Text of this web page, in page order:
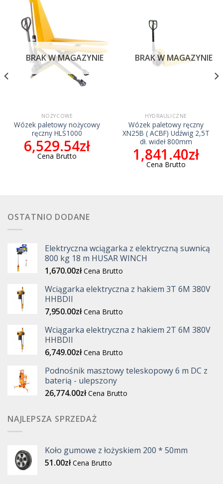
BRAK W MAGAZYNIE
NOŻYCOWE
Wózek paletowy nożycowy
ręczny HLS1000
6,529.54zł
Cena Brutto
BRAK W MAGAZYNIE
HYDRAULICZNE
Wózek paletowy ręczny
XN25B ( ACBF) Udźwig 2,5T
dł. wideł 800mm
1,841.40zł
Cena Brutto
OSTATNIO DODANE
Elektryczna wciągarka z elektryczną suwnicą
800 kg 18 m HUSAR WINCH
1,670.00zł Cena Brutto
Wciągarka elektryczna z hakiem 3T 6M 380V
HHBDII
7,950.00zł Cena Brutto
Wciągarka elektryczna z hakiem 2T 6M 380V
HHBDII
6,749.00zł Cena Brutto
Podnośnik masztowy teleskopowy 6 m DC z
baterią - ulepszony
26,774.00zł Cena Brutto
NAJLEPSZA SPRZEDAŻ
Koło gumowe z łożyskiem 200 * 50mm
51.00zł Cena Brutto